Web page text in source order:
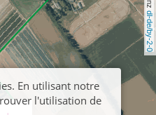
dl-de/by-2-0
En utilisant notre
l'utilisation de